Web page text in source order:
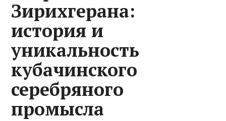
Зирихгерана:
история и
уникальность
кубачинского
серебряного
промысла